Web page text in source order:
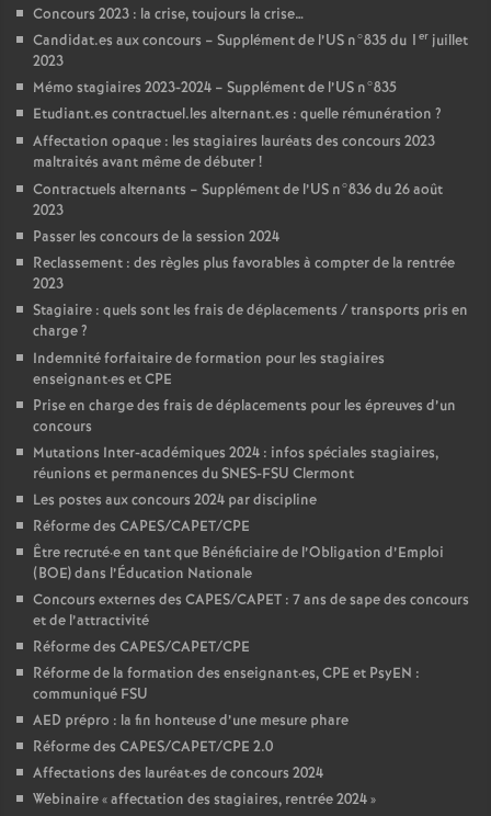
Concours 2023 : la crise, toujours la crise…
Candidat.es aux concours – Supplément de l’US n°835 du 1 er juillet
2023
Mémo stagiaires 2023-2024 – Supplément de l’US n°835
Etudiant.es contractuel.les alternant.es : quelle rémunération ?
Affectation opaque : les stagiaires lauréats des concours 2023
maltraités avant même de débuter!
Contractuels alternants – Supplément de l’US n°836 du 26 août
2023
Passer les concours de la session 2024
Reclassement : des règles plus favorables à compter de la rentrée
2023
Stagiaire : quels sont les frais de déplacements / transports pris en
charge?
Indemnité forfaitaire de formation pour les stagiaires
enseignant·es et CPE
Prise en charge des frais de déplacements pour les épreuves d’un
concours
Mutations Inter-académiques 2024 : infos spéciales stagiaires,
réunions et permanences du SNES-FSU Clermont
Les postes aux concours 2024 par discipline
Réforme des CAPES/CAPET/CPE
Être recruté·e en tant que Bénéficiaire de l’Obligation d’Emploi
(BOE) dans l’Éducation Nationale
Concours externes des CAPES/CAPET : 7 ans de sape des concours
et de l’attractivité
Réforme des CAPES/CAPET/CPE
Réforme de la formation des enseignant·es, CPE et PsyEN :
communiqué FSU
AED prépro : la fin honteuse d’une mesure phare
Réforme des CAPES/CAPET/CPE 2.0
Affectations des lauréat·es de concours 2024
Webinaire «affectation des stagiaires, rentrée 2024»